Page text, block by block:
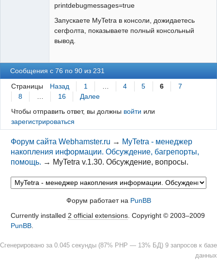
printdebugmessages=true
Запускаете MyTetra в консоли, дожидаетесь
сегфолта, показываете полный консольный
вывод.
Сообщения с 76 по 90 из 231
Страницы Назад 1 … 4 5 6
7
8
… 16
Далее
Чтобы отправить ответ, вы должны войти или
зарегистрироваться
Форум сайта Webhamster.ru → MyTetra - менеджер
накопления информации. Обсуждение, багрепорты,
помощь. → MyTetra v.1.30. Обсуждение, вопросы.
Форум работает на PunBB
Currently installed 2 official extensions. Copyright © 2003–2009
PunBB.
Сгенерировано за 0.045 секунды (87% PHP — 13% БД) 9 запросов к базе
данных